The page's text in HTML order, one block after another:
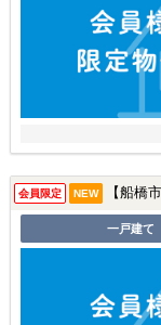
会員限定 NEW 【船橋
一戸建て